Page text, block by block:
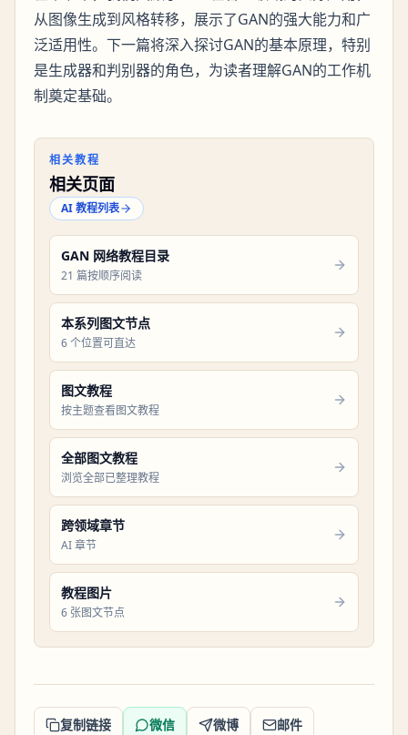
从图像生成到风格转移，展示了GAN的强大能力和广
泛适用性。下一篇将深入探讨GAN的基本原理，特别
是生成器和判别器的角色，为读者理解GAN的工作机
制奠定基础。
相关教程
相关页面
AI 教程列表
GAN 网络教程目录
21 篇按顺序阅读
本系列图文节点
6 个位置可直达
图文教程
按主题查看图文教程
全部图文教程
浏览全部已整理教程
跨领域章节
AI 章节
教程图片
6 张图文节点
复制链接 微信 微博 邮件